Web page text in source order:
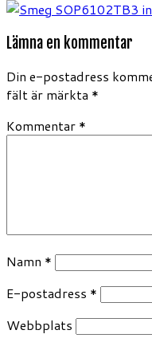
Lämna en kommentar
Din e-postadress
fält är märkta *
Kommentar *
Namn *
E-postadress *
Webbplats